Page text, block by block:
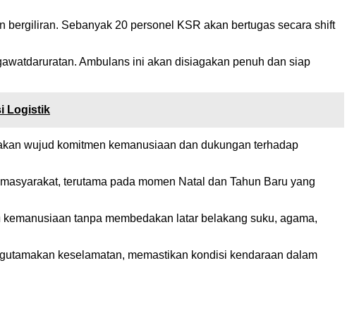
Sebanyak 20 personel KSR akan bertugas secara shift
Ambulans ini akan disiagakan penuh dan siap
Logistik
wujud komitmen kemanusiaan dan dukungan terhadap
terutama pada momen Natal dan Tahun Baru yang
tanpa membedakan latar belakang suku, agama,
keselamatan, memastikan kondisi kendaraan dalam